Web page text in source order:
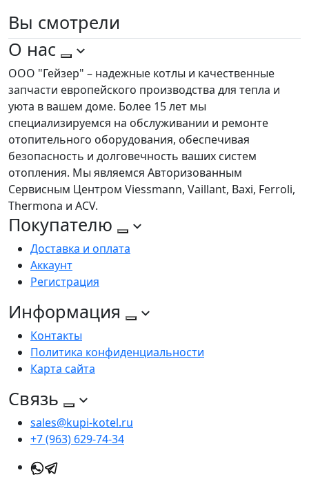
Вы смотрели
О нас
ООО "Гейзер" – надежные котлы и качественные
запчасти европейского производства для тепла и
уюта в вашем доме. Более 15 лет мы
специализируемся на обслуживании и ремонте
отопительного оборудования, обеспечивая
безопасность и долговечность ваших систем
отопления. Мы являемся Авторизованным
Сервисным Центром Viessmann, Vaillant, Baxi, Ferroli,
Thermona и ACV.
Покупателю
Доставка и оплата
Аккаунт
Регистрация
Информация
Контакты
Политика конфиденциальности
Карта сайта
Связь
sales@kupi-kotel.ru
+7 (963) 629-74-34